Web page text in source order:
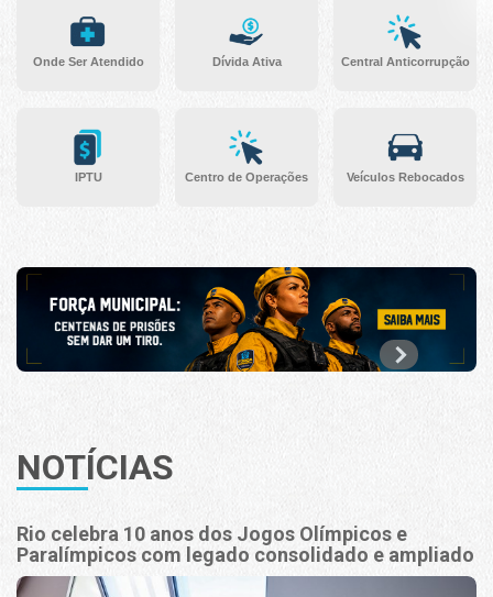
Onde Ser Atendido
IPTU
Dívida Ativa
Centro de Operações
Central Anticorrupção
Veículos Rebocados
NOTÍCIAS
Rio celebra 10 anos dos Jogos Olímpicos e
Paralímpicos com legado consolidado e ampliado